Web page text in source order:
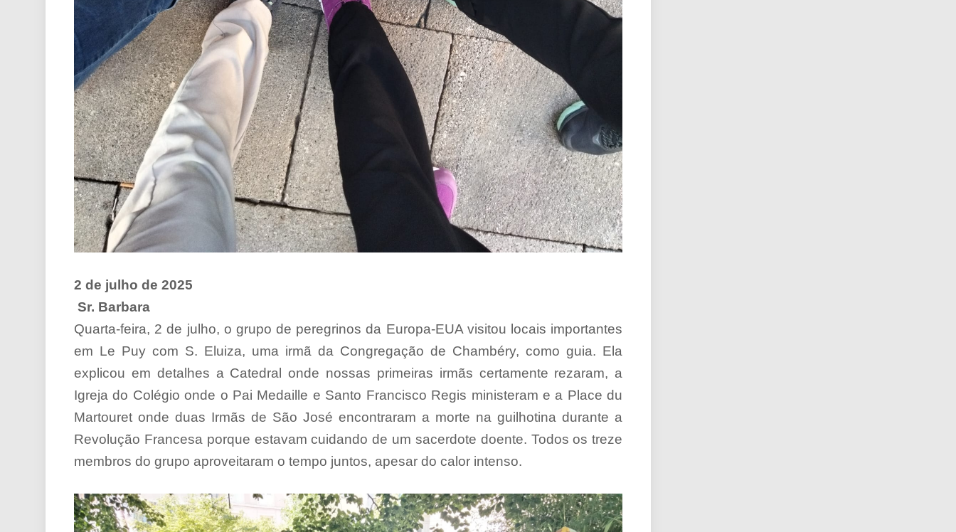
2 de julho de 2025
Sr. Barbara
Quarta-feira, 2 de julho, o grupo de peregrinos da Europa-EUA visitou locais importantes
em Le Puy com S. Eluiza, uma irmã da Congregação de Chambéry, como guia. Ela
explicou em detalhes a Catedral onde nossas primeiras irmãs certamente rezaram, a
Igreja do Colégio onde o Pai Medaille e Santo Francisco Regis ministeram e a Place du
Martouret onde duas Irmãs de São José encontraram a morte na guilhotina durante a
Revolução Francesa porque estavam cuidando de um sacerdote doente. Todos os treze
membros do grupo aproveitaram o tempo juntos, apesar do calor intenso.